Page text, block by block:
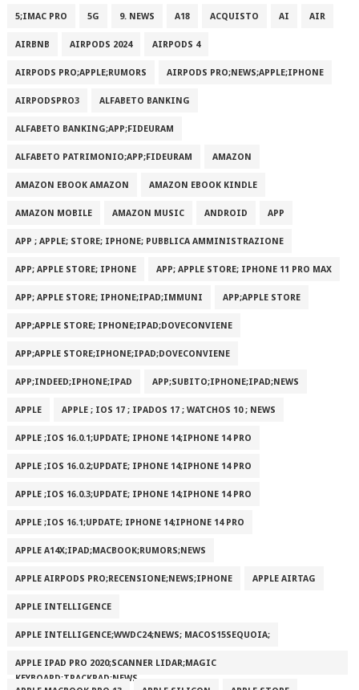
5;IMAC PRO 5G 9. NEWS A18 ACQUISTO AI AIR
AIRBNB AIRPODS 2024 AIRPODS 4
AIRPODS PRO;APPLE;RUMORS AIRPODS PRO;NEWS;APPLE;IPHONE
AIRPODSPRO3 ALFABETO BANKING
ALFABETO BANKING;APP;FIDEURAM
ALFABETO PATRIMONI‪O‬;APP;FIDEURAM AMAZON
AMAZON EBOOK AMAZON AMAZON EBOOK KINDLE
AMAZON MOBILE AMAZON MUSIC ANDROID APP
APP ; APPLE; STORE; IPHONE; PUBBLICA AMMINISTRAZIONE
APP; APPLE STORE; IPHONE APP; APPLE STORE; IPHONE 11 PRO MAX
APP; APPLE STORE; IPHONE;IPAD;IMMUNI APP;APPLE STORE
APP;APPLE STORE; IPHONE;IPAD;DOVECONVIENE
APP;APPLE STORE;IPHONE;IPAD;DOVECONVIENE
APP;INDEED;IPHONE;IPAD APP;SUBITO;IPHONE;IPAD;NEWS
APPLE APPLE ; IOS 17 ; IPADOS 17 ; WATCHOS 10 ; NEWS
APPLE ;IOS 16.0.1;UPDATE; IPHONE 14;IPHONE 14 PRO
APPLE ;IOS 16.0.2;UPDATE; IPHONE 14;IPHONE 14 PRO
APPLE ;IOS 16.0.3;UPDATE; IPHONE 14;IPHONE 14 PRO
APPLE ;IOS 16.1;UPDATE; IPHONE 14;IPHONE 14 PRO
APPLE A14X;IPAD;MACBOOK;RUMORS;NEWS
APPLE AIRPODS PRO;RECENSIONE;NEWS;IPHONE APPLE AIRTAG
APPLE INTELLIGENCE
APPLE INTELLIGENCE;WWDC24;NEWS; MACOS15SEQUOIA;
APPLE IPAD PRO 2020;SCANNER LIDAR;MAGIC
KEYBOARD;TRACKPAD;NEWS